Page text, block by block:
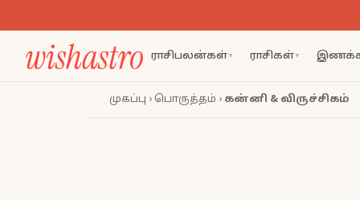
ராசிபலன்கள் ▼ ராசிகள் ▼
முகப்பு › பொருத்தம் › கன்னி & விருச்சிகம்